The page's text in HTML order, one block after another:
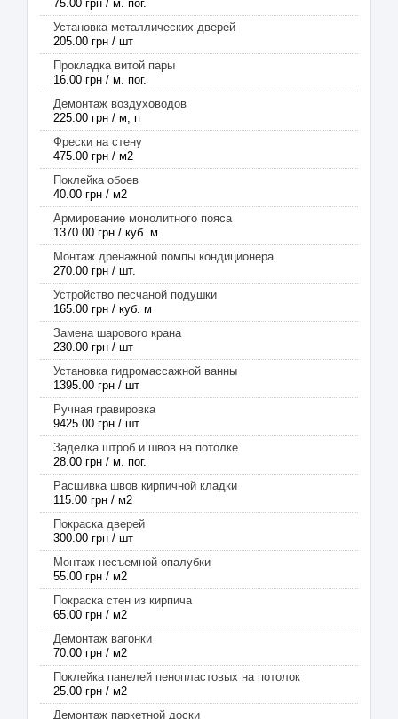
75.00 грн / м. пог.
Установка металлических дверей
205.00 грн / шт
Прокладка витой пары
16.00 грн / м. пог.
Демонтаж воздуховодов
225.00 грн / м, п
Фрески на стену
475.00 грн / м2
Поклейка обоев
40.00 грн / м2
Армирование монолитного пояса
1370.00 грн / куб. м
Монтаж дренажной помпы кондиционера
270.00 грн / шт.
Устройство песчаной подушки
165.00 грн / куб. м
Замена шарового крана
230.00 грн / шт
Установка гидромассажной ванны
1395.00 грн / шт
Ручная гравировка
9425.00 грн / шт
Заделка штроб и швов на потолке
28.00 грн / м. пог.
Расшивка швов кирпичной кладки
115.00 грн / м2
Покраска дверей
300.00 грн / шт
Монтаж несъемной опалубки
55.00 грн / м2
Покраска стен из кирпича
65.00 грн / м2
Демонтаж вагонки
70.00 грн / м2
Поклейка панелей пенопластовых на потолок
25.00 грн / м2
Демонтаж паркетной доски